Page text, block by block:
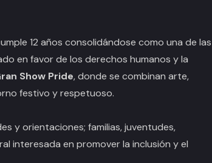
12 años consolidándose como una de las
en favor de los derechos humanos y la
Show Pride, donde se combinan arte,
festivo y respetuoso.
y orientaciones; familias, juventudes,
interesada en promover la inclusión y el